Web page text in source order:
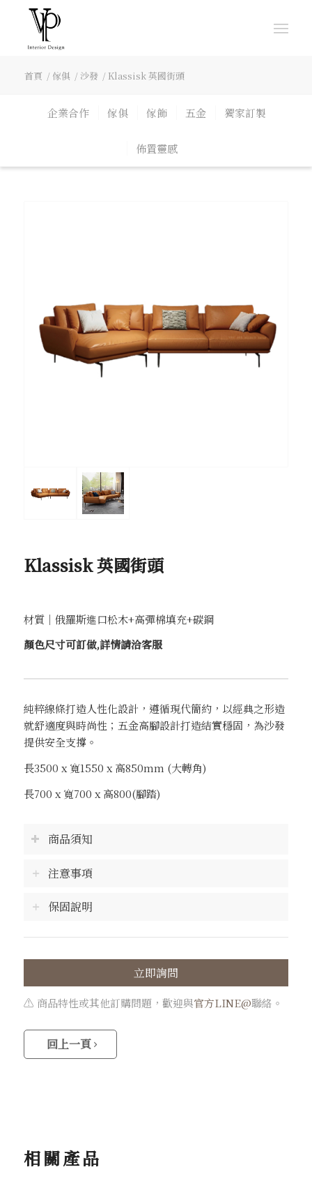
首頁 / 傢俱 / 沙發 / Klassisk 英國街頭
企業合作 傢俱 傢飾 五金 獨家訂製
佈置靈感
Klassisk 英國街頭
材質｜俄羅斯進口松木+高彈棉填充+碳鋼
顏色尺寸可訂做,詳情請洽客服
純粹線條打造人性化設計，遵循現代簡約，以經典之形造
就舒適度與時尚性；五金高腳設計打造結實穩固，為沙發
提供安全支撐。
長3500 x 寬1550 x 高850mm (大轉角)
長700 x 寬700 x 高800(腳踏)
商品須知
注意事項
保固說明
立即詢問
⚠️ 商品特性或其他訂購問題，歡迎與官方LINE@聯絡。
回上一頁
相關產品